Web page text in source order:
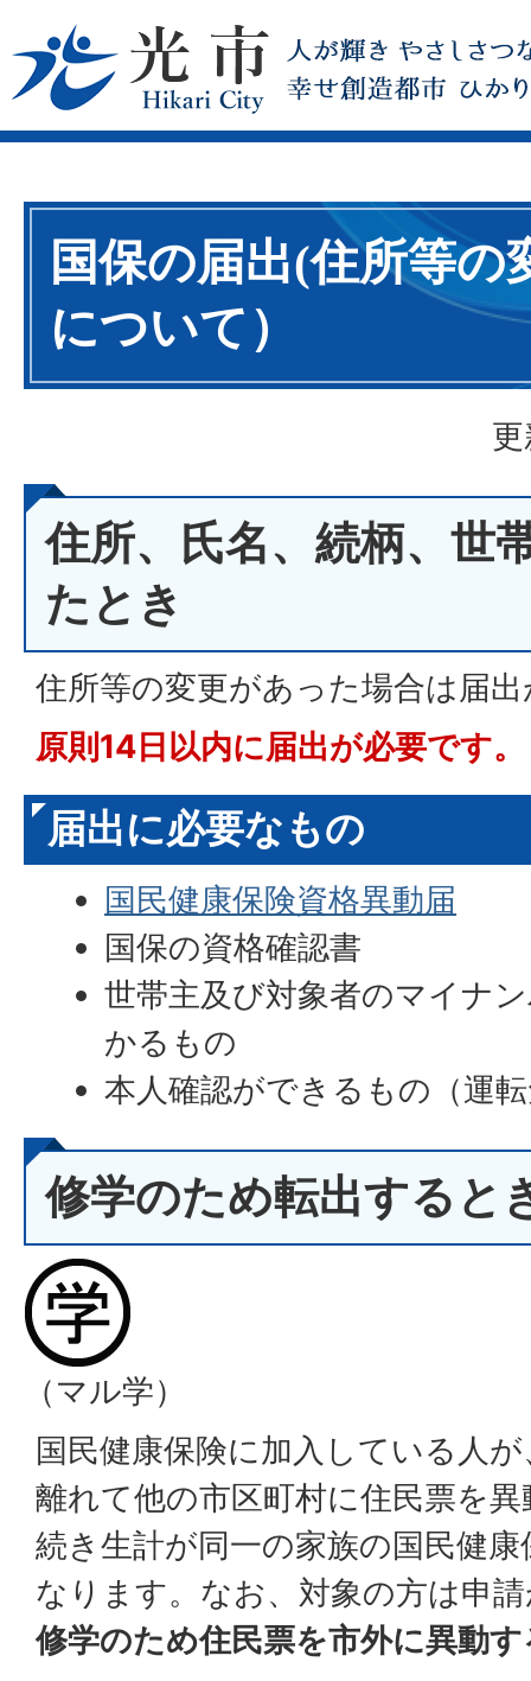
国保の届出(住所等の
について）
住所、氏名、続柄、世
たとき
住所等の変更があった場合は届
原則14日以内に届出が必要です。
届出に必要なもの
国民健康保険資格異動届
国保の資格確認書
世帯主及び対象者のマイナ
かるもの
本人確認ができるもの（運
修学のため転出すると
（マル学）
国民健康保険に加入している人
離れて他の市区町村に住民票を
続き生計が同一の家族の国民健
なります。なお、対象の方は申
修学のため住民票を市外に異動